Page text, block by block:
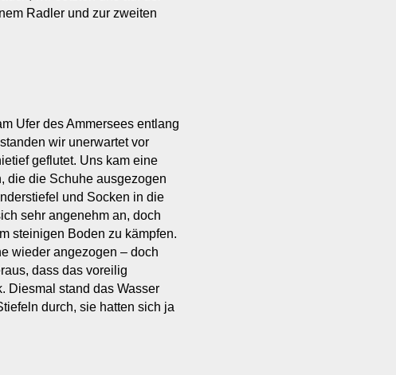
Radler und zur zweiten
Ufer des Ammersees entlang
wir unerwartet vor
geflutet. Uns kam eine
die die Schuhe ausgezogen
und Socken in die
sehr angenehm an, doch
steinigen Boden zu kämpfen.
wieder angezogen – doch
dass das voreilig
Diesmal stand das Wasser
durch, sie hatten sich ja